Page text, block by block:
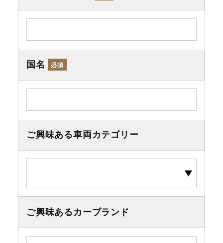
国名 必須
ご興味ある車両カテゴリー
ご興味あるカーブランド